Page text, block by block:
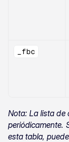
_fbc
Nota: La lista de
periódicamente.
esta tabla,